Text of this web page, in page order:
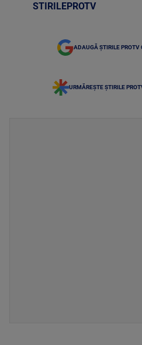
STIRILEPROTV
ADAUGĂ ȘTIRILE PROTV
URMĂREȘTE ȘTIRILE